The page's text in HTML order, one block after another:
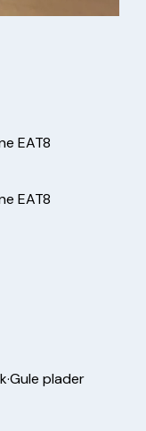
EAT8
EAT8
·Gule plader